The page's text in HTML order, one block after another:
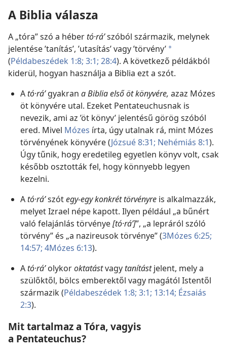
A Biblia válasza
A „tóra” szó a héber tó·ráʹszóból származik, melynek
jelentése ’tanítás’, ’utasítás’ vagy ’törvény’ a
(Példabeszédek 1:8; 3:1; 28:4). A következő példákból
kiderül, hogyan használja a Biblia ezt a szót.
A tó·ráʹgyakran a Biblia első öt könyvére, azaz Mózes
öt könyvére utal. Ezeket Pentateuchusnak is
nevezik, ami az ’öt könyv’ jelentésű görög szóból
ered. Mivel Mózes írta, úgy utalnak rá, mint Mózes
törvényének könyvére (Józsué 8:31; Nehémiás 8:1).
Úgy tűnik, hogy eredetileg egyetlen könyv volt, csak
később osztották fel, hogy könnyebb legyen
kezelni.
A tó·ráʹszótegy-egy konkrét törvényre is alkalmazzák,
melyet Izrael népe kapott. Ilyen például „a bűnért
való felajánlás törvénye[tó·ráʹ]”, „a lepráról szóló
törvény” és „a nazireusok törvénye” (3Mózes 6:25;
14:57; 4Mózes 6:13).
A tó·ráʹolykoroktatástvagy tanítástjelent, mely a
szülőktől, bölcs emberektől vagy magától Istentől
származik (Példabeszédek 1:8; 3:1; 13:14; Ézsaiás
2:3).
Mit tartalmaz a Tóra, vagyis
a Pentateuchus?